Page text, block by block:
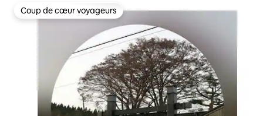
en voiture du centre-ville
Coup de cœur voyageurs
Coup de cœur voyageurs